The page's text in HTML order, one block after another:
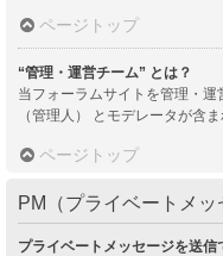
ページトップ
“管理・運営チーム” とは？
当フォーラムサイトを管理・
（管理人） とモデレータが含ま
ページトップ
PM（プライベートメッ
プライベートメッセージを送信